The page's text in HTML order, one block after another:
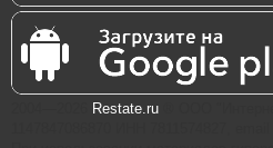
Restate.ru